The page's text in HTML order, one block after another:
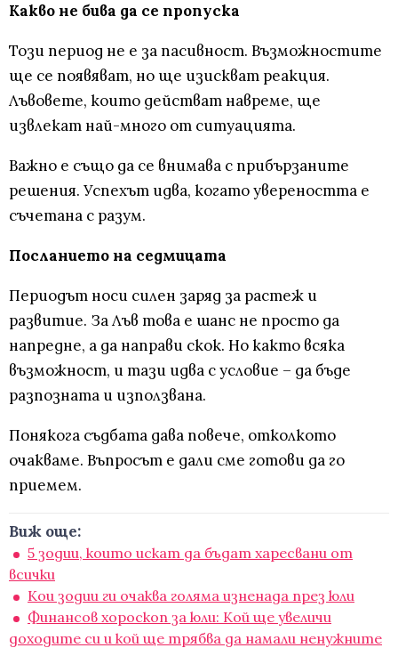
Какво не бива да се пропуска
Този период не е за пасивност. Възможностите
ще се появяват, но ще изискват реакция.
Лъвовете, които действат навреме, ще
извлекат най-много от ситуацията.
Важно е също да се внимава с прибързаните
решения. Успехът идва, когато увереността е
съчетана с разум.
Посланието на седмицата
Периодът носи силен заряд за растеж и
развитие. За Лъв това е шанс не просто да
напредне, а да направи скок. Но както всяка
възможност, и тази идва с условие – да бъде
разпозната и използвана.
Понякога съдбата дава повече, отколкото
очакваме. Въпросът е дали сме готови да го
приемем.
Виж още:
5 зодии, които искат да бъдат харесвани от
всички
Кои зодии ги очаква голяма изненада през юли
Финансов хороскоп за юли: Кой ще увеличи
доходите си и кой ще трябва да намали ненужните